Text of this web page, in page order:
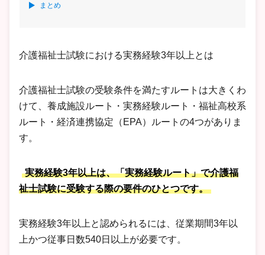
まとめ
介護福祉士試験における実務経験3年以上とは
介護福祉士試験の受験条件を満たすルートは大きくわ
けて、養成施設ルート・実務経験ルート・福祉高校系
ルート・経済連携協定（EPA）ルートの4つがありま
す。
実務経験3年以上は、「実務経験ルート」で介護福
祉士試験に受験する際の要件のひとつです。
実務経験3年以上と認められるには、従業期間3年以
上かつ従事日数540日以上が必要です。